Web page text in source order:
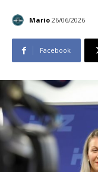
Mario 26/06/2026
Facebook